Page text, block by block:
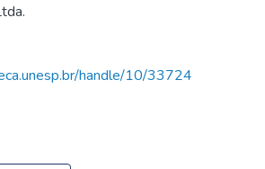
handle/10/33724